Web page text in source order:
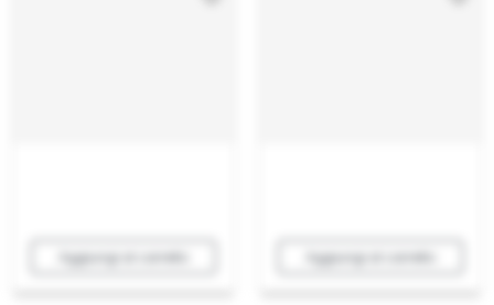
Aggiungi al carrello Aggiungi al carrello